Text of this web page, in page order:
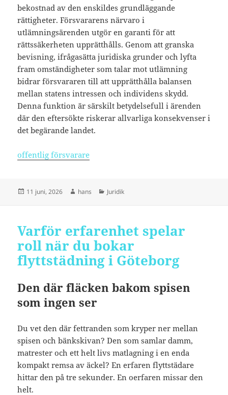
bekostnad av den enskildes grundläggande
rättigheter. Försvararens närvaro i
utlämningsärenden utgör en garanti för att
rättssäkerheten upprätthålls. Genom att granska
bevisning, ifrågasätta juridiska grunder och lyfta
fram omständigheter som talar mot utlämning
bidrar försvararen till att upprätthålla balansen
mellan statens intressen och individens skydd.
Denna funktion är särskilt betydelsefull i ärenden
där den eftersökte riskerar allvarliga konsekvenser i
det begärande landet.
offentlig försvarare
Postat
11 juni, 2026 Författare
hans Kategorier
Juridik
Varför erfarenhet spelar
roll när du bokar
flyttstädning i Göteborg
Den där fläcken bakom spisen
som ingen ser
Du vet den där fettranden som kryper ner mellan
spisen och bänkskivan? Den som samlar damm,
matrester och ett helt livs matlagning i en enda
kompakt remsa av äckel? En erfaren flyttstädare
hittar den på tre sekunder. En oerfaren missar den
helt.